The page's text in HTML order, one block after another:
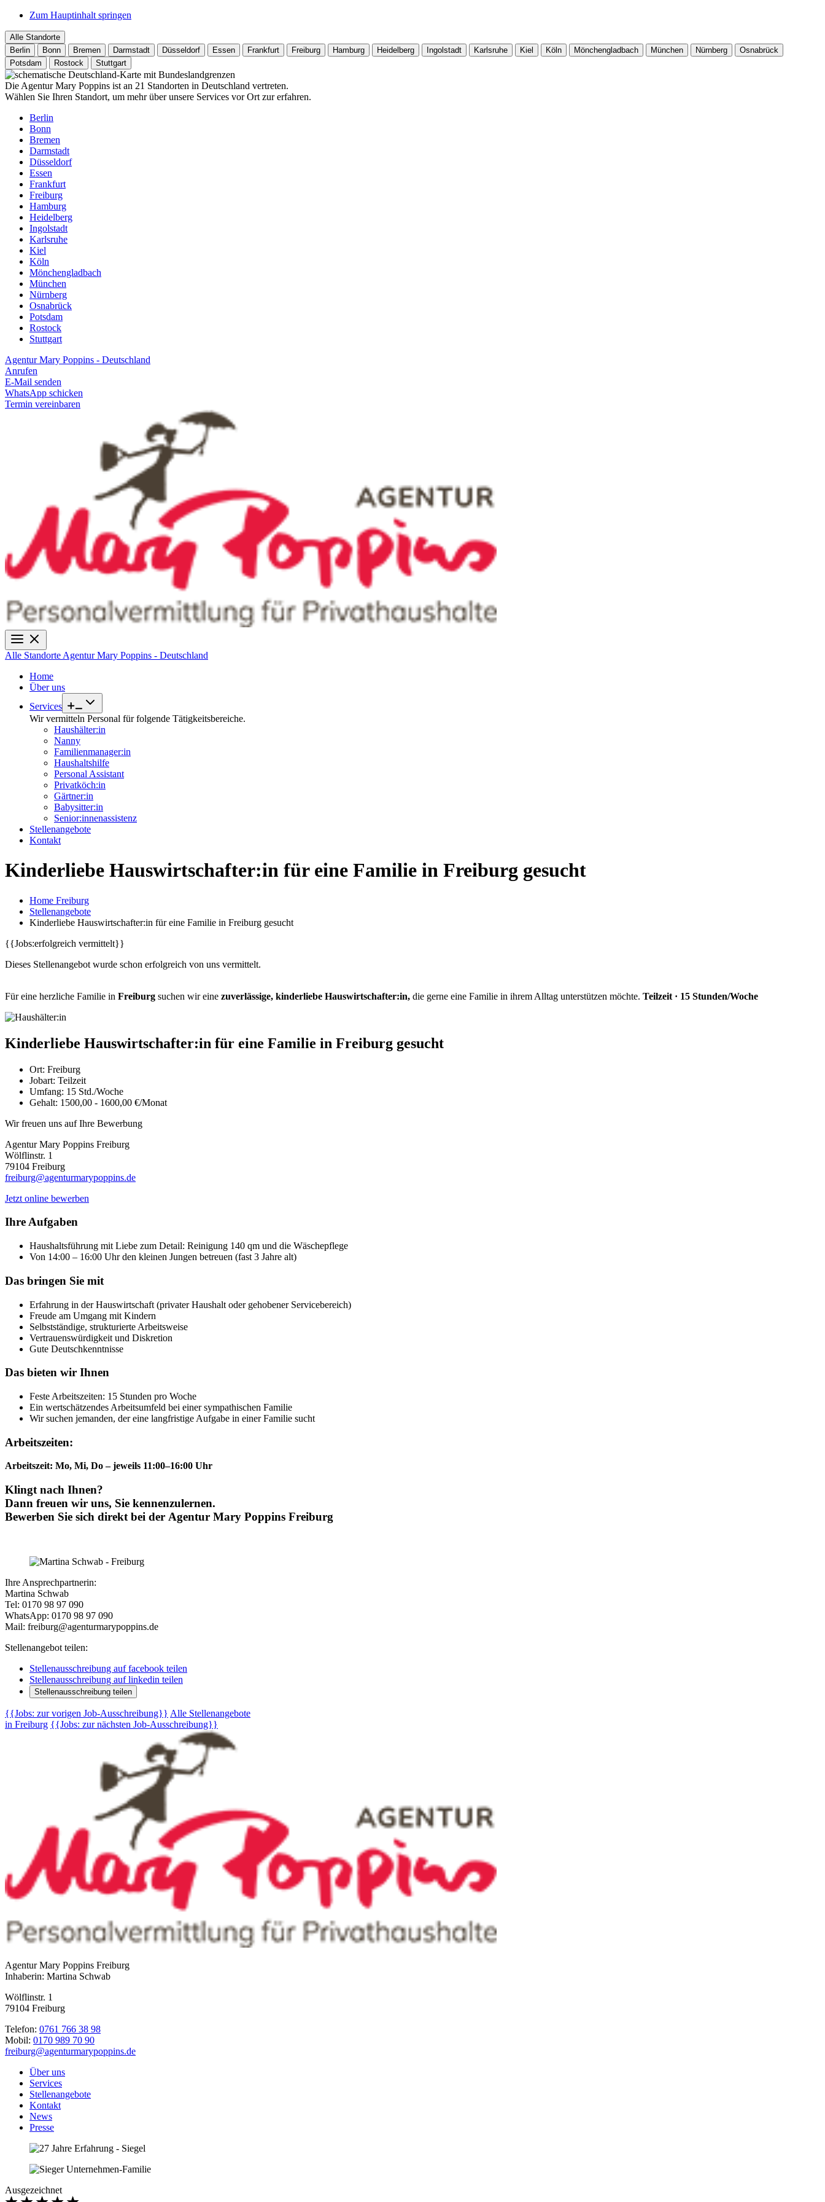
Zum Hauptinhalt springen
Alle Standorte
Berlin
Bonn Bremen Darmstadt Düsseldorf Essen Frankfurt Freiburg Hamburg Heidelberg Ingolstadt Karlsruhe Kiel Köln Mönchengladbach München Nürnberg
Osnabrück
Potsdam
Rostock Stuttgart
Die Agentur Mary Poppins ist an 21 Standorten in Deutschland vertreten.
Wählen Sie Ihren Standort, um mehr über unsere Services vor Ort zur erfahren.
Berlin
Bonn
Bremen
Darmstadt
Düsseldorf
Essen
Frankfurt
Freiburg
Hamburg
Heidelberg
Ingolstadt
Karlsruhe
Kiel
Köln
Mönchengladbach
München
Nürnberg
Osnabrück
Potsdam
Rostock
Stuttgart
Agentur Mary Poppins - Deutschland
Anrufen
E-Mail senden
WhatsApp schicken
Termin vereinbaren
Alle Standorte Agentur Mary Poppins - Deutschland
Home
Über uns
Services
Wir vermitteln Personal für folgende Tätigkeitsbereiche.
Haushälter:in
Nanny
Familienmanager:in
Haushaltshilfe
Personal Assistant
Privatköch:in
Gärtner:in
Babysitter:in
Senior:innenassistenz
Stellenangebote
Kontakt
Kinderliebe Hauswirtschafter:in für eine Familie in Freiburg gesucht
Home Freiburg
Stellenangebote
Kinderliebe Hauswirtschafter:in für eine Familie in Freiburg gesucht
{{Jobs:erfolgreich vermittelt}}
Dieses Stellenangebot wurde schon erfolgreich von uns vermittelt.
Für eine herzliche Familie in Freiburg suchen wir eine zuverlässige, kinderliebe Hauswirtschafter:in, die gerne eine Familie in ihrem Alltag unterstützen möchte. Teilzeit · 15 Stunden/Woche
Kinderliebe Hauswirtschafter:in für eine Familie in Freiburg gesucht
Ort: Freiburg
Jobart: Teilzeit
Umfang: 15 Std./Woche
Gehalt: 1500,00 - 1600,00 €/Monat
Wir freuen uns auf Ihre Bewerbung
Agentur Mary Poppins Freiburg
Wölflinstr. 1
79104 Freiburg
freiburg@agenturmarypoppins.de
Jetzt online bewerben
Ihre Aufgaben
Haushaltsführung mit Liebe zum Detail: Reinigung 140 qm und die Wäschepflege
Von 14:00 – 16:00 Uhr den kleinen Jungen betreuen (fast 3 Jahre alt)
Das bringen Sie mit
Erfahrung in der Hauswirtschaft (privater Haushalt oder gehobener Servicebereich)
Freude am Umgang mit Kindern
Selbstständige, strukturierte Arbeitsweise
Vertrauenswürdigkeit und Diskretion
Gute Deutschkenntnisse
Das bieten wir Ihnen
Feste Arbeitszeiten: 15 Stunden pro Woche
Ein wertschätzendes Arbeitsumfeld bei einer sympathischen Familie
Wir suchen jemanden, der eine langfristige Aufgabe in einer Familie sucht
Arbeitszeiten:
Arbeitszeit: Mo, Mi, Do – jeweils 11:00–16:00 Uhr
Klingt nach Ihnen?
Dann freuen wir uns, Sie kennenzulernen.
Bewerben Sie sich direkt bei der Agentur Mary Poppins Freiburg
Ihre Ansprechpartnerin:
Martina Schwab
Tel: 0170 98 97 090
WhatsApp: 0170 98 97 090
Mail: freiburg@agenturmarypoppins.de
Stellenangebot teilen:
Stellenausschreibung auf facebook teilen
Stellenausschreibung auf linkedin teilen
Stellenausschreibung teilen
{{Jobs: zur vorigen Job-Ausschreibung}} Alle Stellenangebote
in Freiburg {{Jobs: zur nächsten Job-Ausschreibung}}
Agentur Mary Poppins Freiburg
Inhaberin: Martina Schwab
Wölflinstr. 1
79104 Freiburg
Telefon: 0761 766 38 98
Mobil: 0170 989 70 90
freiburg@agenturmarypoppins.de
Über uns
Services
Stellenangebote
Kontakt
News
Presse
Ausgezeichnet